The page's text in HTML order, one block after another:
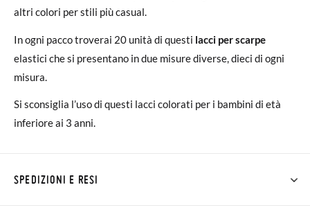
altri colori per stili più casual.
In ogni pacco troverai 20 unità di questi lacci per scarpe
elastici che si presentano in due misure diverse, dieci di ogni
misura.
Si sconsiglia l’uso di questi lacci colorati per i bambini di età
inferiore ai 3 anni.
SPEDIZIONI E RESI